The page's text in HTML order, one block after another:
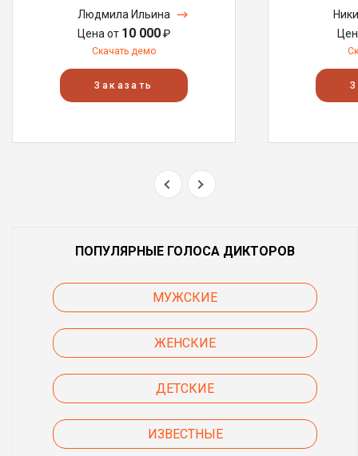
Людмила Ильина
Цена от 10 000₽
Скачать демо
Заказать
ПОПУЛЯРНЫЕ ГОЛОСА ДИКТОРОВ
МУЖСКИЕ
ЖЕНСКИЕ
ДЕТСКИЕ
ИЗВЕСТНЫЕ